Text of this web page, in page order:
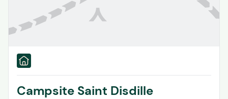
Campsite Saint Disdille